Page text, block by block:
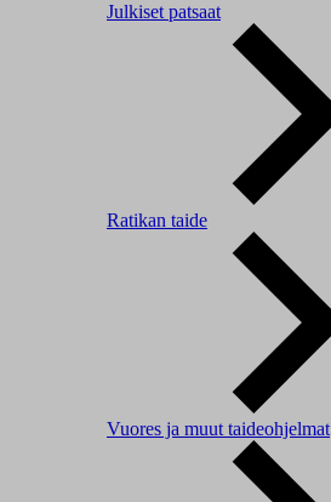
Julkiset patsaat
Ratikan taide
Vuores ja muut taideohjelmat